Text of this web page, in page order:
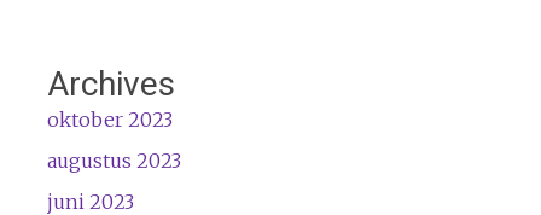
Archives
oktober 2023
augustus 2023
juni 2023